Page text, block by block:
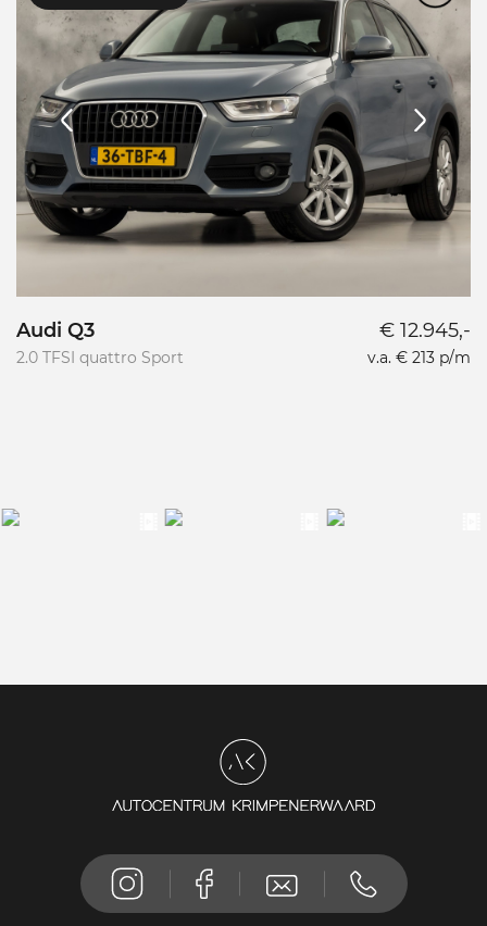
Audi Q3
2.0 TFSI quattro Sport
€ 12.945,-
v.a. € 213 p/m